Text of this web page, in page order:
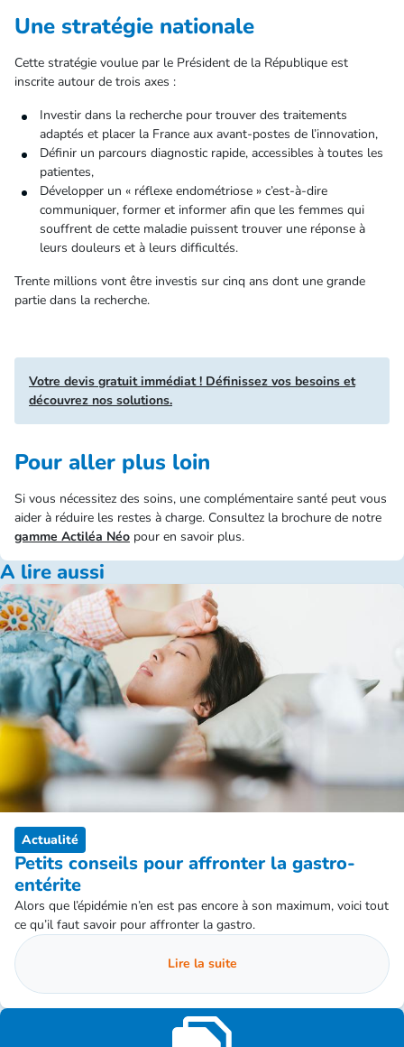
Une stratégie nationale
Cette stratégie voulue par le Président de la République est
inscrite autour de trois axes :
Investir dans la recherche pour trouver des traitements
adaptés et placer la France aux avant-postes de l’innovation,
Définir un parcours diagnostic rapide, accessibles à toutes les
patientes,
Développer un « réflexe endométriose » c’est-à-dire
communiquer, former et informer afin que les femmes qui
souffrent de cette maladie puissent trouver une réponse à
leurs douleurs et à leurs difficultés.
Trente millions vont être investis sur cinq ans dont une grande
partie dans la recherche.
Votre devis gratuit immédiat ! Définissez vos besoins et
découvrez nos solutions.
Pour aller plus loin
Si vous nécessitez des soins, une complémentaire santé peut vous
aider à réduire les restes à charge. Consultez la brochure de notre
gamme Actiléa Néo pour en savoir plus.
A lire aussi
Actualité
Petits conseils pour affronter la gastro-
entérite
Alors que l’épidémie n’en est pas encore à son maximum, voici tout
ce qu’il faut savoir pour affronter la gastro.
Lire la suite